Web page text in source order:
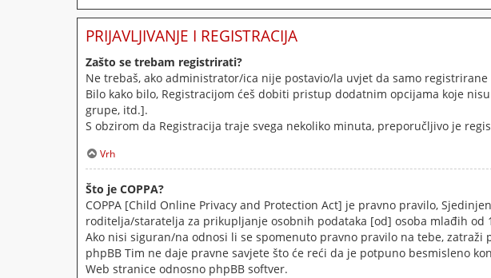
PRIJAVLJIVANJE I REGISTRACIJA
Zašto se trebam registrirati?
Ne trebaš, ako administrator/ica nije postavio/la uvjet da samo
Bilo kako bilo, Registracijom ćeš dobiti pristup dodatnim opcijama koje
grupe, itd.].
S obzirom da Registracija traje svega nekoliko minuta, preporučljivo je
Vrh
Što je COPPA?
COPPA [Child Online Privacy and Protection Act] je pravno pravilo,
roditelja/staratelja za prikupljanje osobnih podataka [od] osoba mlađih od
Ako nisi siguran/na odnosi li se spomenuto pravno pravilo na tebe, zatraži
phpBB Tim ne daje pravne savjete što će reći da je potpuno besmisleno
Web stranice odnosno phpBB softver.